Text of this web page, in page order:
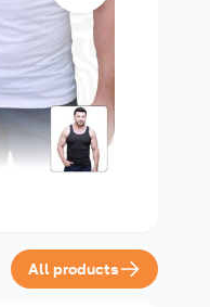
All products